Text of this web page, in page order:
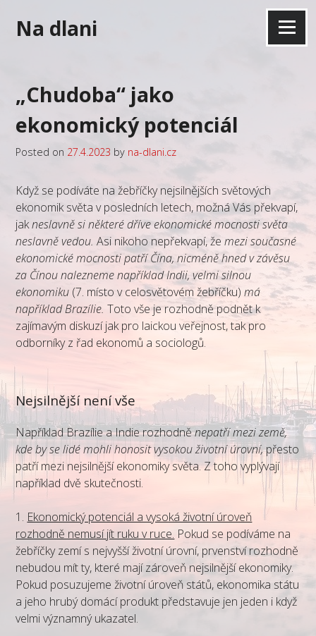
Na dlani Menu
„Chudoba“ jako
ekonomický potenciál
Posted on 27.4.2023 by na-dlani.cz
Když se podíváte na žebříčky nejsilnějších světových
ekonomik světa v posledních letech, možná Vás překvapí,
jakneslavně si některé dříve ekonomické mocnosti světa
neslavně vedou. Asi nikoho nepřekvapí, žemezi současné
ekonomické mocnosti patří Čína, nicméně hned v závěsu
za Čínou nalezneme například Indii, velmi silnou
ekonomiku (7. místo v celosvětovém žebříčku)má
například Brazílie.Toto vše je rozhodně podnět k
zajímavým diskuzí jak pro laickou veřejnost, tak pro
odborníky z řad ekonomů a sociologů.
Nejsilnější není vše
Například Brazílie a Indie rozhodněnepatří mezi země,
kde by se lidé mohli honosit vysokou životní úrovní,přesto
patří mezi nejsilnější ekonomiky světa. Z toho vyplývají
například dvě skutečnosti.
1. Ekonomický potenciál a vysoká životní úroveň
rozhodně nemusí jít ruku v ruce. Pokud se podíváme na
žebříčky zemí s nejvyšší životní úrovní, prvenství rozhodně
nebudou mít ty, které mají zároveň nejsilnější ekonomiky.
Pokud posuzujeme životní úroveň států, ekonomika státu
a jeho hrubý domácí produkt představuje jen jeden i když
velmi významný ukazatel.